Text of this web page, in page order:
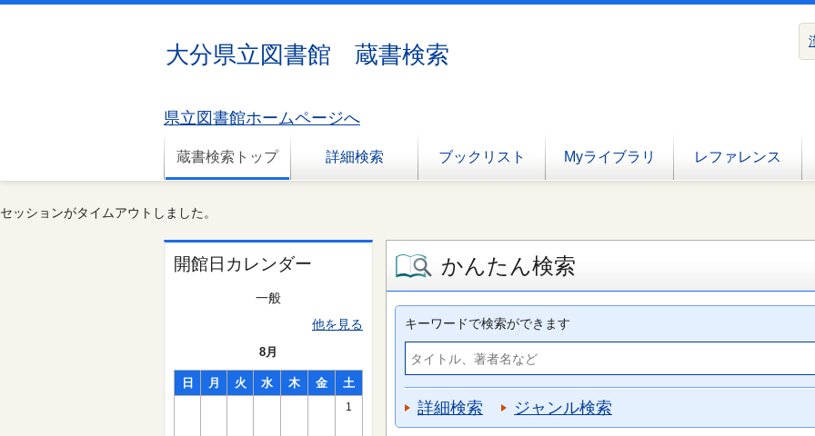
大分県立図書館 蔵書検索
県立図書館ホームページへ
蔵書検索トップ 詳細検索 ブックリスト Myライブラリ レファレンス
セッションがタイムアウトしました。
開館日カレンダー
一般
他を見る
8月
日 月 火 水 木 金 土
1
かんたん検索
キーワードで検索ができます
詳細検索 ジャンル検索